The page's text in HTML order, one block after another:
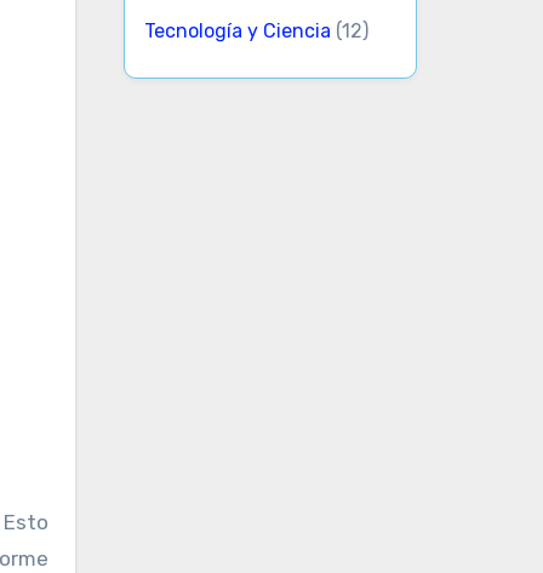
Tecnología y Ciencia (12)